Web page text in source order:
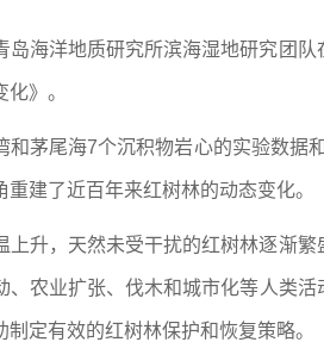
岛海洋地质研究所滨海湿地研究团
》。
和茅尾海7个沉积物岩心的实验数据
建了近百年来红树林的动态变化。
上升，天然未受干扰的红树林逐渐
、农业扩张、伐木和城市化等人类
定有效的红树林保护和恢复策略。